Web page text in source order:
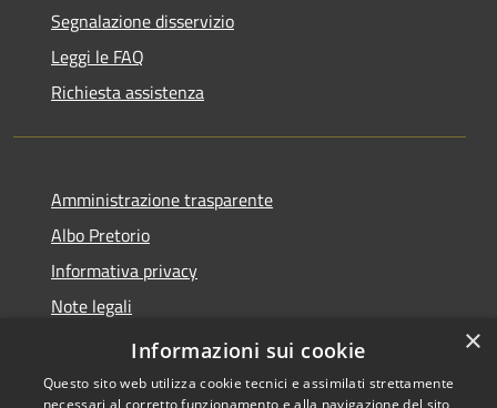
Segnalazione disservizio
Leggi le FAQ
Richiesta assistenza
Amministrazione trasparente
Albo Pretorio
Informativa privacy
Note legali
Dichiarazione di accessibilità
×
Informazioni sui cookie
Questo sito web utilizza cookie tecnici e assimilati strettamente
necessari al corretto funzionamento e alla navigazione del sito,